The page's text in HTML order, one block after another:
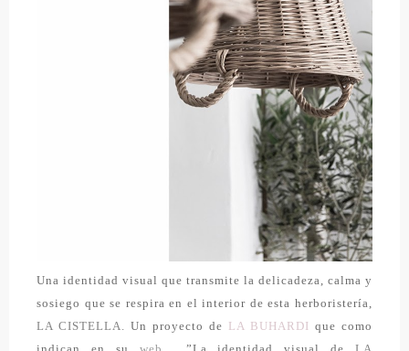
Una identidad visual que transmite la delicadeza, calma y
sosiego que se respira en el interior de esta herboristería,
LA CISTELLA. Un proyecto de LA BUHARDI que como